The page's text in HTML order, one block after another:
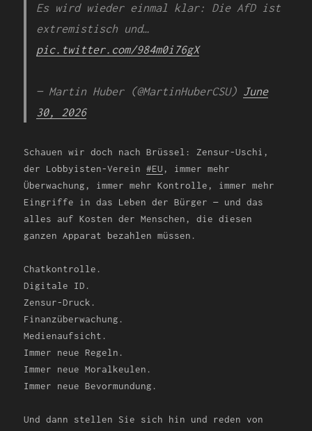
Es wird wieder einmal klar: Die AfD ist
extremistisch und…
pic.twitter.com/984m0i76gX
— Martin Huber (@MartinHuberCSU)
June
30, 2026
Schauen wir doch nach Brüssel: Zensur-Uschi,
der Lobbyisten-Verein#EU, immer mehr
Überwachung, immer mehr Kontrolle, immer mehr
Eingriffe in das Leben der Bürger — und das
alles auf Kosten der Menschen, die diesen
ganzen Apparat bezahlen müssen.
Chatkontrolle.
Digitale ID.
Zensur-Druck.
Finanzüberwachung.
Medienaufsicht.
Immer neue Regeln.
Immer neue Moralkeulen.
Immer neue Bevormundung.
Und dann stellen Sie sich hin und reden von